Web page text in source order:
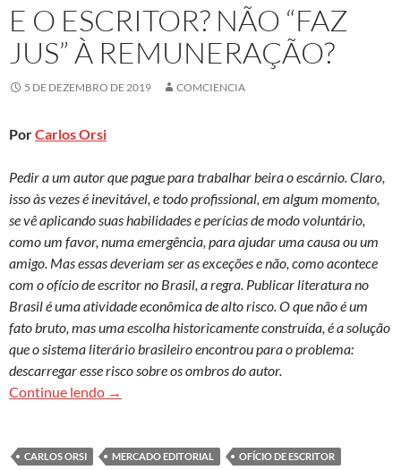
E O ESCRITOR? NÃO “FAZ
JUS” À REMUNERAÇÃO?
5 DE DEZEMBRO DE 2019 COMCIENCIA
PorCarlos Orsi
Pedir a um autor que pague para trabalhar beira o escárnio. Claro,
isso às vezes é inevitável, e todo profissional, em algum momento,
se vê aplicando suas habilidades e perícias de modo voluntário,
como um favor, numa emergência, para ajudar uma causa ou um
amigo. Mas essas deveriam ser as exceções e não, como acontece
com o ofício de escritor no Brasil, a regra. Publicar literatura no
Brasil é uma atividade econômica de alto risco. O que não é um
fato bruto, mas uma escolha historicamente construída, é a solução
que o sistema literário brasileiro encontrou para o problema:
descarregar esse risco sobre os ombros do autor.
Continue lendo E o escritor? Não “faz jus” à remuneração?
→
CARLOS ORSI MERCADO EDITORIAL OFÍCIO DE ESCRITOR